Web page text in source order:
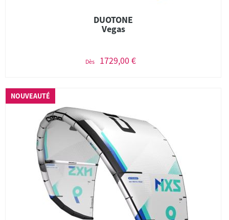
DUOTONE
Vegas
Dès 1729,00 €
NOUVEAUTÉ